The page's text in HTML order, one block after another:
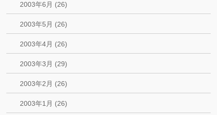
2003年6月 (26)
2003年5月 (26)
2003年4月 (26)
2003年3月 (29)
2003年2月 (26)
2003年1月 (26)